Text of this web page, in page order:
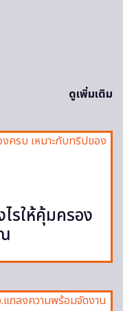
ดูเพิ่มเติม
รให้คุ้มครอง